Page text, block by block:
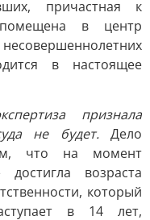
причастная к
в центр
в настоящее
признала
не будет. Дело
что на момент
возраста
который
в 14 лет,